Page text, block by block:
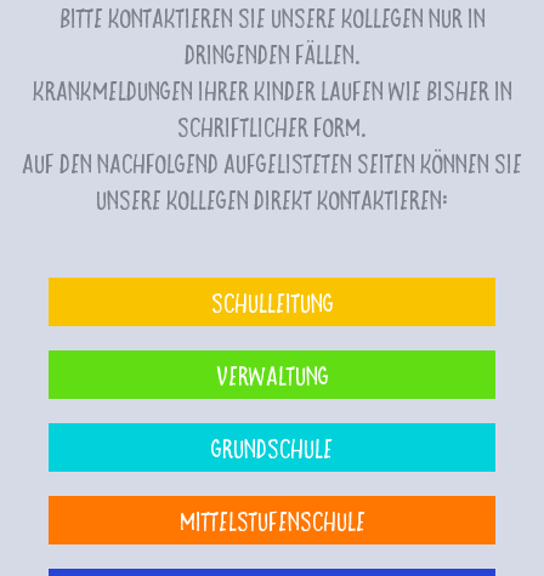
Bitte kontaktieren Sie unsere Kollegen nur in
dringenden Fällen.
Krankmeldungen Ihrer Kinder laufen wie bisher in
schriftlicher Form.
Auf den nachfolgend aufgelisteten Seiten können Sie
unsere Kollegen direkt kontaktieren:
Schulleitung
Verwaltung
Grundschule
Mittelstufenschule